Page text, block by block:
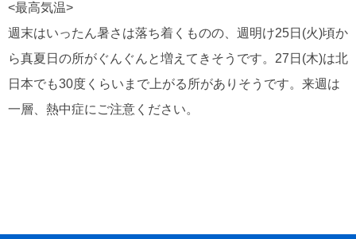
<最高気温>
週末はいったん暑さは落ち着くものの、週明け25日(火)頃か
ら真夏日の所がぐんぐんと増えてきそうです。27日(木)は北
日本でも30度くらいまで上がる所がありそうです。来週は
一層、熱中症にご注意ください。